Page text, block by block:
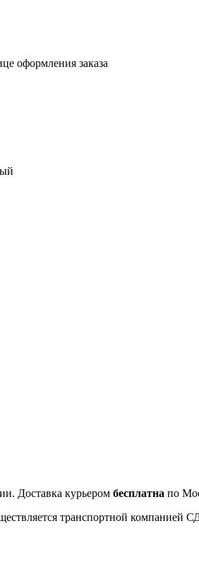
оформления заказа
Доставка курьером бесплатна по
транспортной компанией